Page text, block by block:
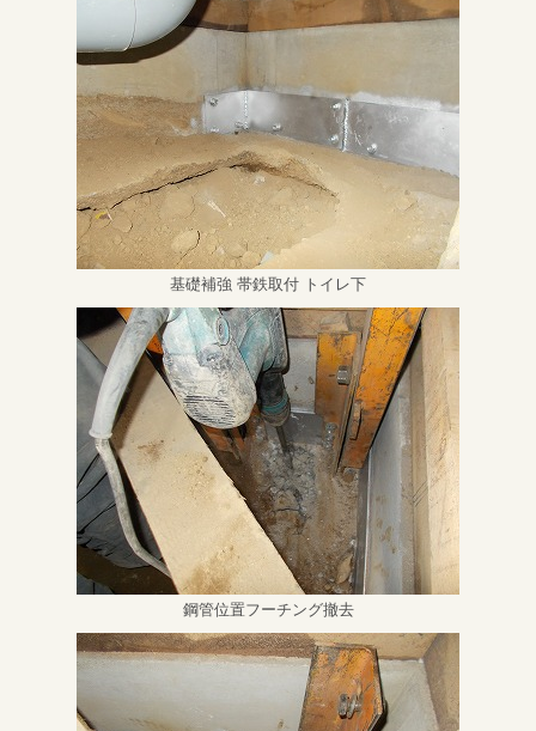
基礎補強 帯鉄取付 トイレ下
鋼管位置フーチング撤去